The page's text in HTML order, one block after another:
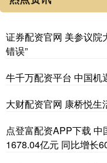
证券配资官网 美参议院
错误”
牛千万配资平台 中国机
大财配资官网 康桥悦
点登富配资APP下载
1678.04亿元 同比增长